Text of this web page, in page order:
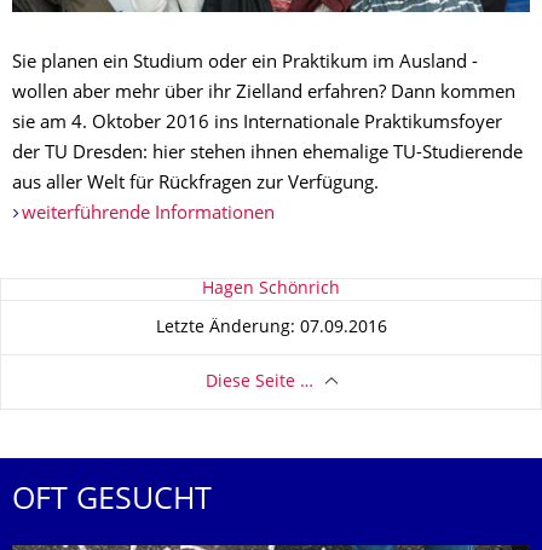
Sie planen ein Studium oder ein Praktikum im Ausland -
wollen aber mehr über ihr Zielland erfahren? Dann kommen
sie am 4. Oktober 2016 ins Internationale Praktikumsfoyer
der TU Dresden: hier stehen ihnen ehemalige TU-Studierende
aus aller Welt für Rückfragen zur Verfügung.
weiterführende Informationen
Zu dieser Seite Hagen Schönrich
Letzte Änderung: 07.09.2016
Diese Seite …
OFT GESUCHT